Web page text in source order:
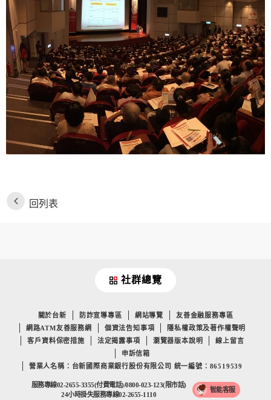
回列表
社群總覽
關於台新 防詐宣導專區 網站導覽
友善金融服務專區
網路ATM友善服務網
個資法告知事項
隱私權政策及著作權聲明
客戶資料保密措施
法定揭露事項 瀏覽器版本說明
線上留言
申訴信箱
營業人名稱：台新國際商業銀行股份有限公司 統一編號：86519539
服務專線02-2655-3355(付費電話)/0800-023-123(限市話)
24小時掛失服務專線02-2655-1110
智能客服